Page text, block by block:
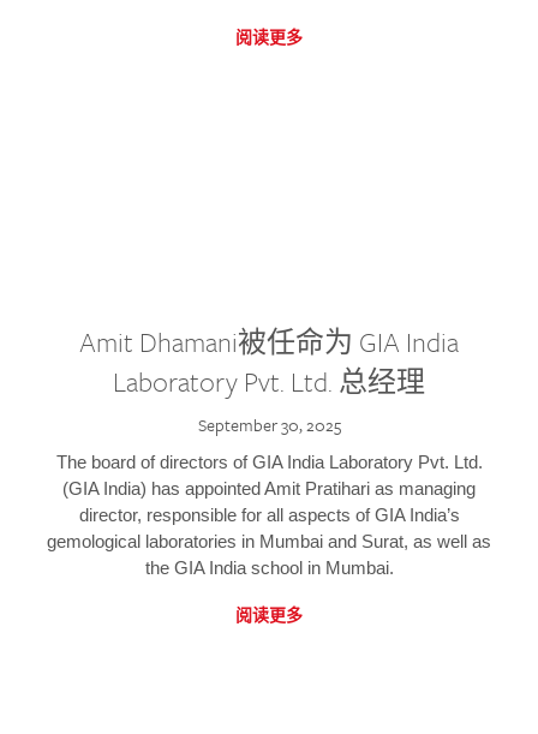
阅读更多
Amit Dhamani被任命为 GIA India
Laboratory Pvt. Ltd. 总经理
September 30, 2025
The board of directors of GIA India Laboratory Pvt. Ltd.
(GIA India) has appointed Amit Pratihari as managing
director, responsible for all aspects of GIA India’s
gemological laboratories in Mumbai and Surat, as well as
the GIA India school in Mumbai.
阅读更多